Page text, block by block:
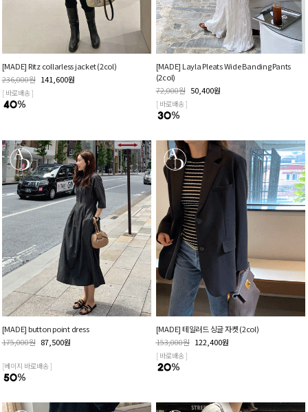
[MADE] Ritz collarless jacket (2col)
236,000원 141,600원
[ 바로배송 ]
[MADE] Layla Pleats Wide Banding Pants
(2col)
72,000원 50,400원
[ 바로배송 ]
[MADE] button point dress
175,000원 87,500원
[베이지 바로배송 ]
[MADE] 테일러드 싱글 자켓 (2col)
153,000원 122,400원
[ 바로배송 ]